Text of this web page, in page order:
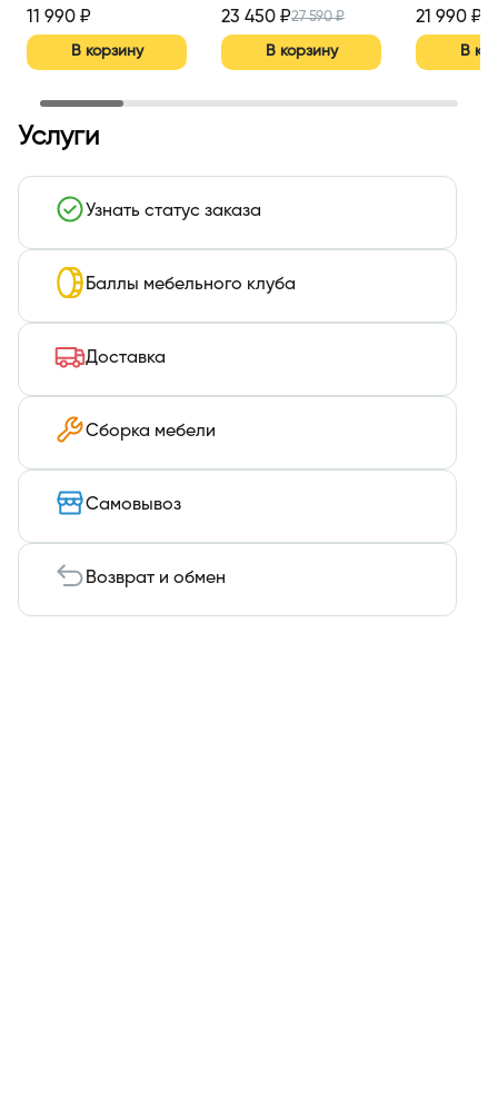
11 990 ₽
В корзину
23 450 ₽27 590 ₽
В корзину
MEDIUM)
21 990 ₽
В
Услуги
Узнать статус заказа
Баллы мебельного клуба
Доставка
Сборка мебели
Самовывоз
Возврат и обмен